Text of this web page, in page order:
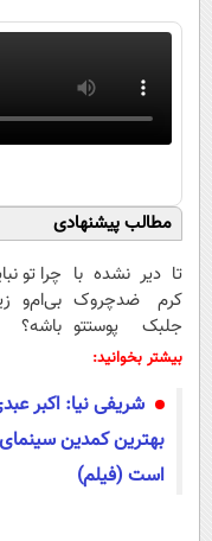
مطالب پیشنهادی
تا دیر نشده با
کرم ضدچروک
جلبک پوستتو
صاف و آینه ای
چرا تو
بی‌ام‌و
باشه؟
بیشتر بخوانید:
شریفی نیا: اکبر
بهترین کمدین سینمای
است (فیلم)